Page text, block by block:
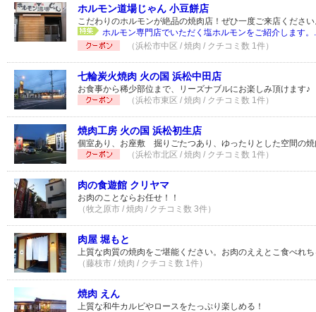
ホルモン道場じゃん 小豆餅店
こだわりのホルモンが絶品の焼肉店！ぜひ一度ご来店くださ
ホルモン専門店でいただく塩ホルモンをご紹介します。
（浜松市中区 / 焼肉 / クチコミ数 1件）
七輪炭火焼肉 火の国 浜松中田店
お食事から稀少部位まで、リーズナブルにお楽しみ頂けます♪
（浜松市東区 / 焼肉 / クチコミ数 1件）
焼肉工房 火の国 浜松初生店
個室あり、お座敷 掘りごたつあり、ゆったりとした空間の焼
（浜松市北区 / 焼肉 / クチコミ数 1件）
肉の食遊館 クリヤマ
お肉のことならお任せ！！
（牧之原市 / 焼肉 / クチコミ数 3件）
肉屋 堀もと
上質な肉質の焼肉をご堪能ください。お肉のええとこ食べれ
（藤枝市 / 焼肉 / クチコミ数 1件）
焼肉 えん
上質な和牛カルビやロースをたっぷり楽しめる！